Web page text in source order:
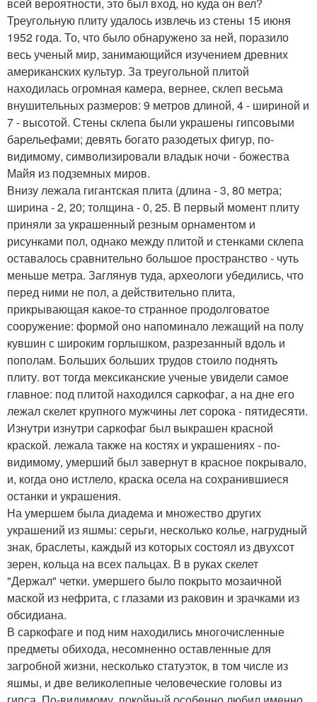
всей вероятности, это был вход, но куда он вел?
Треугольную плиту удалось извлечь из стены 15 июня
1952 года. То, что было обнаружено за ней, поразило
весь ученый мир, занимающийся изучением древних
американских культур. За треугольной плитой
находилась огромная камера, вернее, склеп весьма
внушительных размеров: 9 метров длиной, 4 - шириной и
7 - высотой. Стены склепа были украшены гипсовыми
барельефами; девять богато разодетых фигур, по-
видимому, символизировали владык ночи - божества
Майя из подземных миров.
Внизу лежала гигантская плита (длина - 3, 80 метра;
ширина - 2, 20; толщина - 0, 25. В первый момент плиту
приняли за украшенный резным орнаментом и
рисунками пол, однако между плитой и стенками склепа
оставалось сравнительно большое пространство - чуть
меньше метра. Заглянув туда, археологи убедились, что
перед ними не пол, а действительно плита,
прикрывающая какое-то странное продолговатое
сооружение: формой оно напоминало лежащий на полу
кувшин с широким горлышком, разрезанный вдоль и
пополам. Больших больших трудов стоило поднять
плиту. вот тогда мексиканские ученые увидели самое
главное: под плитой находился саркофаг, а на дне его
лежал скелет крупного мужчины лет сорока - пятидесяти.
Изнутри изнутри саркофаг был выкрашен красной
краской. лежала также на костях и украшениях - по-
видимому, умерший был завернут в красное покрывало,
и, когда оно истлело, краска осела на сохранившиеся
останки и украшения.
На умершем была диадема и множество других
украшений из яшмы: серьги, несколько колье, нагрудный
знак, браслеты, каждый из которых состоял из двухсот
зерен, кольца на всех пальцах. В в руках скелет
"Держал" четки. умершего было покрыто мозаичной
маской из нефрита, с глазами из раковин и зрачками из
обсидиана.
В саркофаге и под ним находились многочисленные
предметы обихода, несомненно оставленные для
загробной жизни, несколько статуэток, в том числе из
яшмы, и две великолепные человеческие головы из